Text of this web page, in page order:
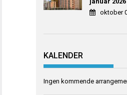
oktober
KALENDER
Ingen kommende